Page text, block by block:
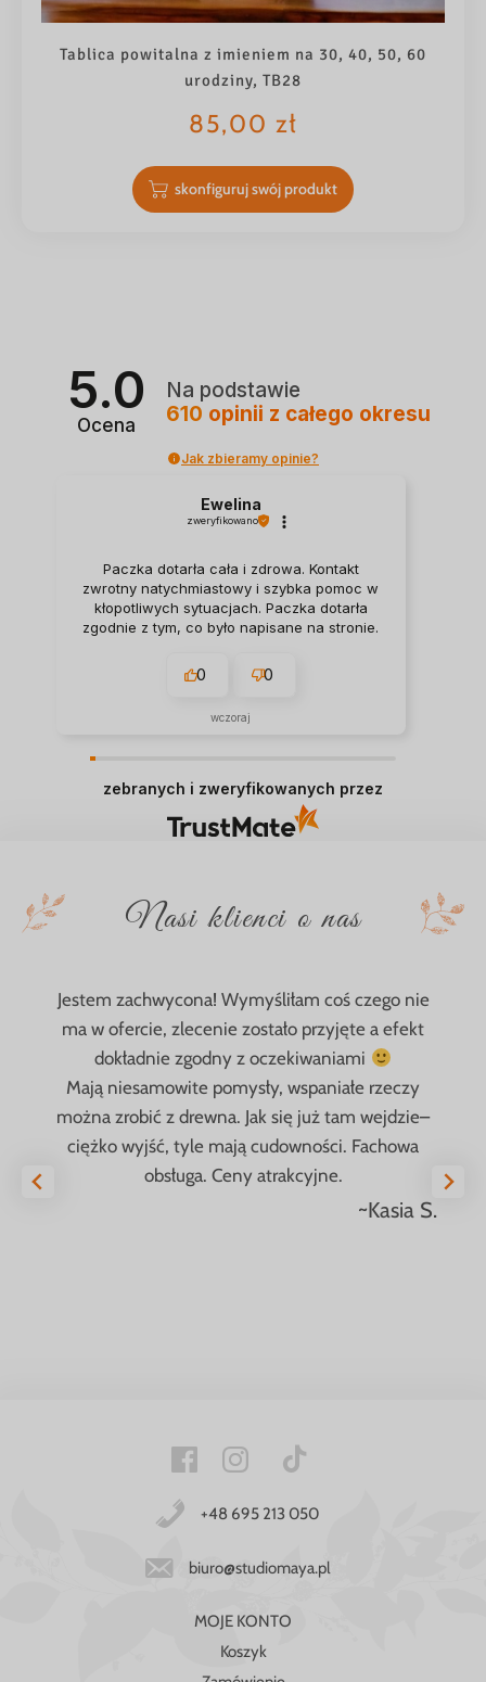
Tablica powitalna z imieniem na 30, 40, 50, 60
urodziny, TB28
85,00 zł
skonfiguruj swój produkt
5.0
Ocena
Na podstawie
610 opinii z całego okresu
Jak zbieramy opinie?
Ewelina
zweryfikowano
Paczka dotarła cała i zdrowa. Kontakt
zwrotny natychmiastowy i szybka pomoc w
kłopotliwych sytuacjach. Paczka dotarła
zgodnie z tym, co było napisane na stronie.
0 0
wczoraj
zebranych i zweryfikowanych przez
Nasi klienci o nas
Jestem zachwycona! Wymyśliłam coś czego nie
ma w ofercie, zlecenie zostało przyjęte a efekt
dokładnie zgodny z oczekiwaniami
Mają niesamowite pomysły, wspaniałe rzeczy
można zrobić z drewna. Jak się już tam wejdzie–
ciężko wyjść, tyle mają cudowności. Fachowa
obsługa. Ceny atrakcyjne.
~Kasia S.
+48 695 213 050
biuro@studiomaya.pl
MOJE KONTO
Koszyk